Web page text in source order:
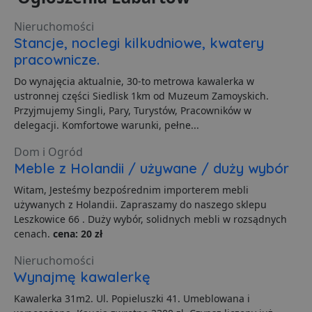
Nieruchomości
Stancje, noclegi kilkudniowe, kwatery
pracownicze.
Do wynajęcia aktualnie, 30-to metrowa kawalerka w
ustronnej części Siedlisk 1km od Muzeum Zamoyskich.
Przyjmujemy Singli, Pary, Turystów, Pracowników w
delegacji. Komfortowe warunki, pełne...
Dom i Ogród
Meble z Holandii / używane / duży wybór
Witam, Jesteśmy bezpośrednim importerem mebli
używanych z Holandii. Zapraszamy do naszego sklepu
Leszkowice 66 . Duży wybór, solidnych mebli w rozsądnych
cenach. cena: 20 zł
Nieruchomości
Wynajmę kawalerkę
Kawalerka 31m2. Ul. Popieluszki 41. Umeblowana i
niezbędnych plików cookie nie można prawidłowo
korzystać ze strony internetowej.
Nazwa
Okres
ban0 .lubartow24.pl
4 minuty 57
sekund
CookieScriptConsent